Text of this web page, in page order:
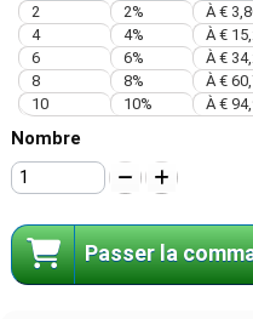
2
2% À €
4
4% À €
6
6% À €
8
8% À €
10
10% À €
Nombre
Passer la